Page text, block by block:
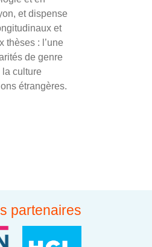
et dispense
et
thèses : l’une
de genre
la culture
étrangères.
partenaires